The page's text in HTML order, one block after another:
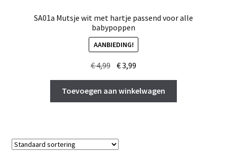
SA01a Mutsje wit met hartje passend voor alle
babypoppen
AANBIEDING!
€4,99 Oorspronkelijke
was:
€ 4,99.
€3,99
is:
€ 3,99.
Toevoegen aan winkelwagen